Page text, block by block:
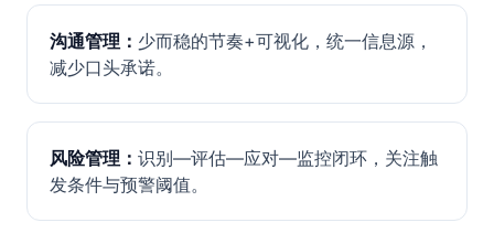
沟通管理： 少而稳的节奏+可视化，统一信息源，
减少口头承诺。
风险管理： 识别—评估—应对—监控闭环，关注触
发条件与预警阈值。